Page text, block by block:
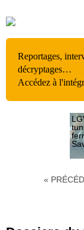
Reportages,
décryptages…
Accédez à
le
«